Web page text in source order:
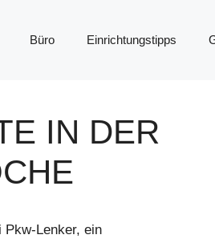
Büro Einrichtungstipps
IN DER
Pkw-Lenker, ein